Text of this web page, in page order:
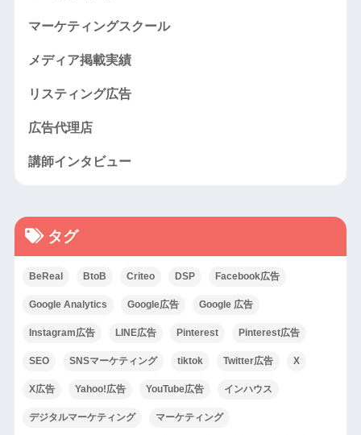
マーケティングスクール
メディア掲載実績
リスティング広告
広告代理店
講師インタビュー
タグ
BeReal BtoB Criteo DSP Facebook広告
Google Analytics Google広告 Google 広告
Instagram広告 LINE広告 Pinterest Pinterest広告
SEO SNSマーケティング tiktok Twitter広告 X
X広告 Yahoo!広告 YouTube広告 インハウス
デジタルマーケティング マーケティング